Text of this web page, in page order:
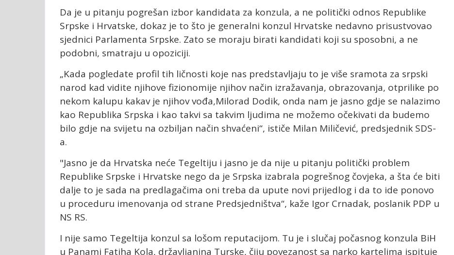
Da je u pitanju pogrešan izbor kandidata za konzula, a ne politički odnos Republike
Srpske i Hrvatske, dokaz je to što je generalni konzul Hrvatske nedavno prisustvovao
sjednici Parlamenta Srpske. Zato se moraju birati kandidati koji su sposobni, a ne
podobni, smatraju u opoziciji.
„Kada pogledate profil tih ličnosti koje nas predstavljaju to je više sramota za srpski
narod kad vidite njihove fizionomije njihov način izražavanja, obrazovanja, otprilike po
nekom kalupu kakav je njihov vođa,Milorad Dodik, onda nam je jasno gdje se nalazimo
kao Republika Srpska i kao takvi sa takvim ljudima ne možemo očekivati da budemo
bilo gdje na svijetu na ozbiljan način shvaćeni“, ističe Milan Miličević, predsjednik SDS-
a.
"Jasno je da Hrvatska neće Tegeltiju i jasno je da nije u pitanju politički problem
Republike Srpske i Hrvatske nego da je Srpska izabrala pogrešnog čovjeka, a šta će biti
dalje to je sada na predlagačima oni treba da upute novi prijedlog i da to ide ponovo
u proceduru imenovanja od strane Predsjedništva“, kaže Igor Crnadak, poslanik PDP u
NS RS.
I nije samo Tegeltija konzul sa lošom reputacijom. Tu je i slučaj počasnog konzula BiH
u Panami Fatiha Kola, državljanina Turske, čiju povezanost sa narko kartelima ispituje